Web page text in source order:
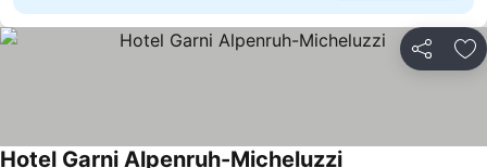
Partilhar
Hotel Garni Alpenruh-Micheluzzi